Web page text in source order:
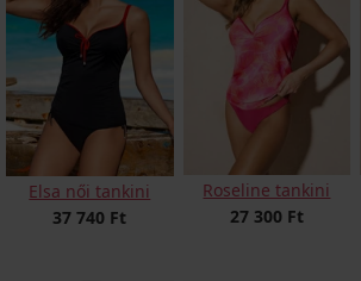
Elsa női tankini
37 740 Ft
Roseline tankini
27 300 Ft